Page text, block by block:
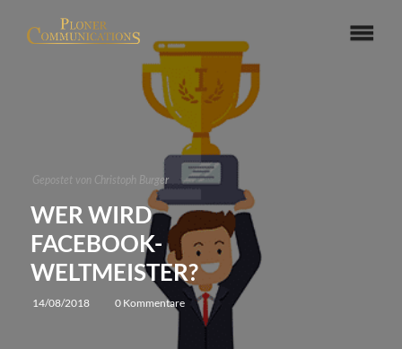
WER WIRD
FACEBOOK-
WELTMEISTER?
14/08/2018 0 Kommentare
Gepostet von Christoph Burger